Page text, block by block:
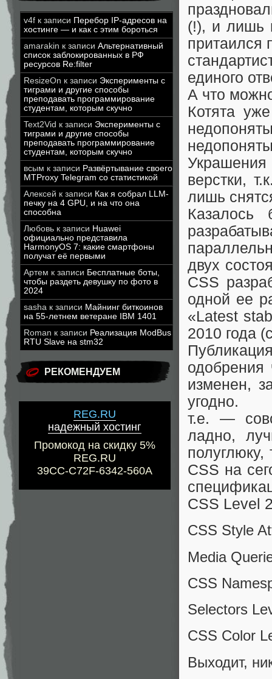
v4f к записи Перебор IP-адресов на
хостинге — и как с этим бороться
amarakin к записи Альтернативный
список заблокированных в РФ
ресурсов Re:filter
ResizeOn к записи Эксперименты с
тиграми и другие способы
преподавать программирование
студентам, которым скучно
Text2Vid к записи Эксперименты с
тиграми и другие способы
преподавать программирование
студентам, которым скучно
всым к записи Развёртывание своего
MTProxy Telegram со статистикой
Алексей к записи Как я собрал LLM-
печку на 4 GPU, и на что она
способна
Любовь к записи Huawei
официально представила
HarmonyOS 7: какие смартфоны
получат её первыми
Артем к записи Бесплатные боты,
чтобы раздеть девушку по фото в
2024
sasha к записи Майнинг биткоинов
на 55-летнем ветеране IBM 1401
Roman к записи Реализация ModBus
RTU Slave на stm32
РЕКОМЕНДУЕМ
REG.RU
надежный хостинг
Промокод на скидку 5%
REG.RU
39CC-C72F-6342-560A
(!), и лишь
притаился
единого
А что
Котята
верстки,
лишь
Казалось
двух
CSS
одной ее
«Latest
2010 года
изменен,
угодно.
т.е. —
ладно,
CSS на
CSS Level
CSS Style
Media
CSS
Selectors
CSS Color
Выходит,